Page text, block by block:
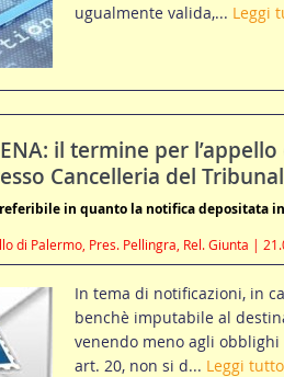
ugualmente valida,... Leggi
il termine per
Cancelleria del
in quanto la notifica depositata
di Palermo, Pres. Pellingra, Rel. Giunta |
In tema di notificazioni, in
benchè imputabile al
venendo meno agli
art. 20, non si d... Leggi